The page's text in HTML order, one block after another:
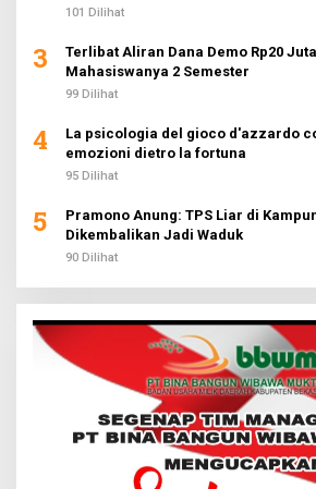
101 Dilihat
3
Terlibat Aliran Dana Demo Rp20
Mahasiswanya 2 Semester
99 Dilihat
4
La psicologia del gioco d'azzardo
emozioni dietro la fortuna
95 Dilihat
5
Pramono Anung: TPS Liar di
Dikembalikan Jadi Waduk
90 Dilihat